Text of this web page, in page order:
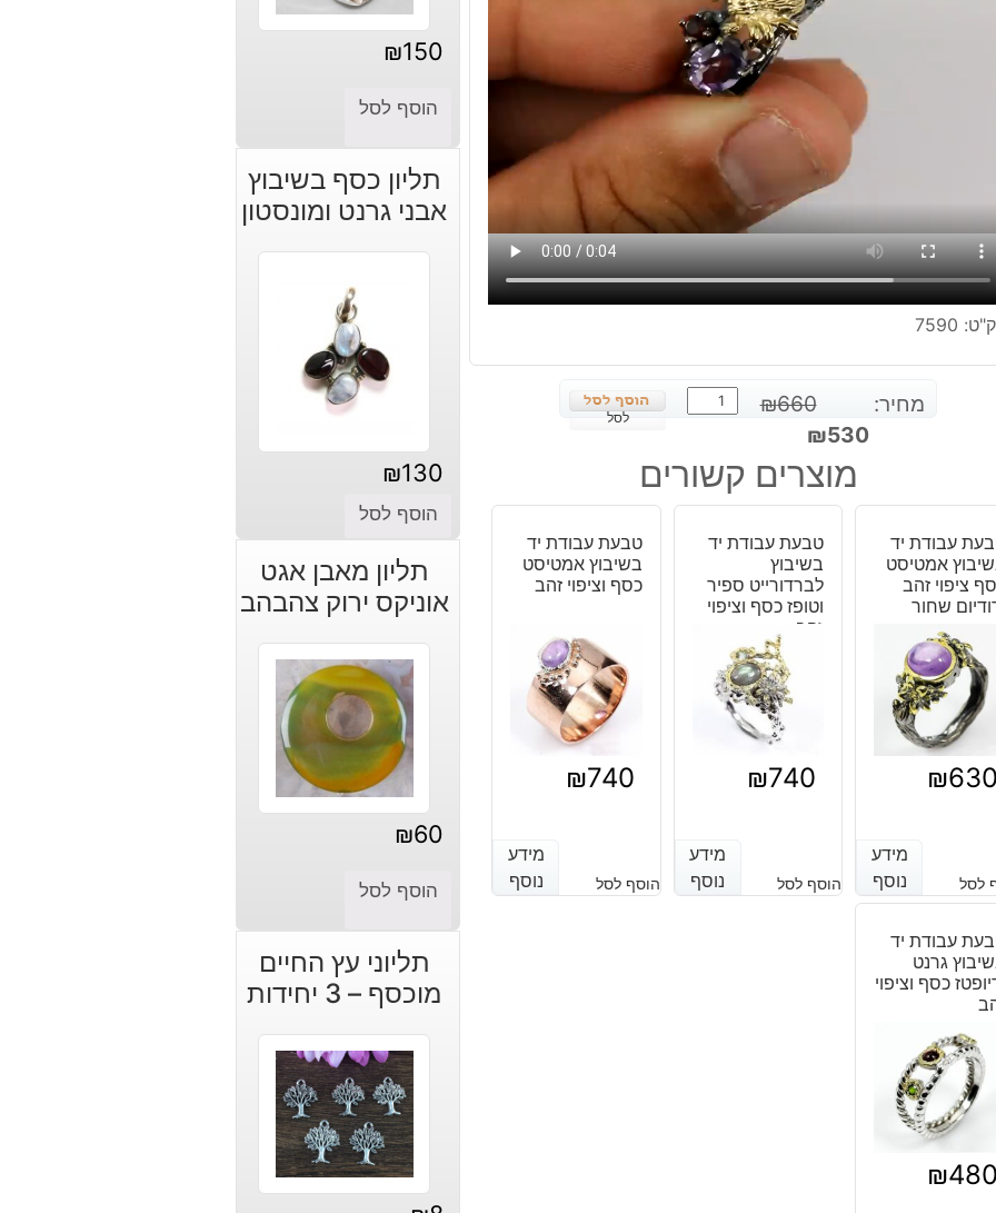
7590
מחיר: ₪660
המחיר
המקורי
היה:
₪530
המחיר
הנוכחי
הוא:
כמות
של
עבודת
יד
אמטיסט
וגרנט
כסף
זהב
ורודיום
שחור
לסל
מוצרים קשורים
עבודת יד
אמטיסט
ציפוי זהב
שחור
₪630
מידע
נוסף
לסל
מידע
נוסף
טבעת עבודת יד
בשיבוץ
לברדורייט ספיר
וטופז כסף וציפוי
זהב
₪740
מידע
נוסף
הוסף לסל
מידע
נוסף
טבעת עבודת יד
בשיבוץ אמטיסט
כסף וציפוי זהב
₪740
מידע
נוסף
הוסף לסל
מידע
נוסף
עבודת יד
גרנט
כסף וציפוי
₪480
₪150
הוסף לסל
תליון כסף בשיבוץ
אבני גרנט ומונסטון
₪130
הוסף לסל
תליון מאבן אגט
אוניקס ירוק צהבהב
₪60
הוסף לסל
תליוני עץ החיים
מוכסף – 3 יחידות